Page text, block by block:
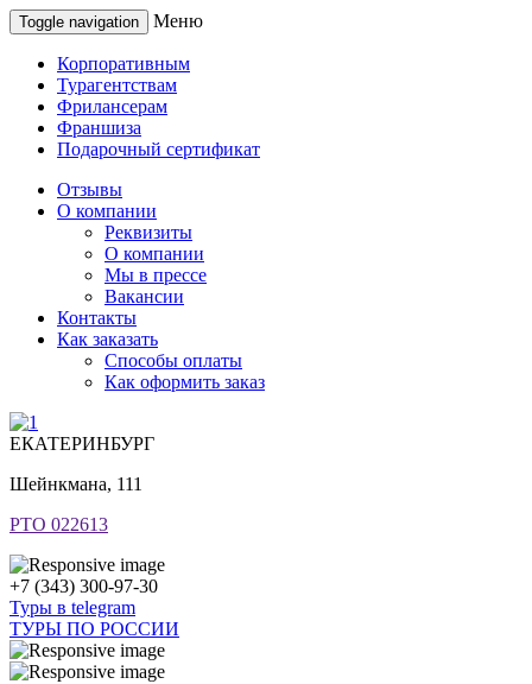
Toggle navigation Меню
Корпоративным
Турагентствам
Фрилансерам
Франшиза
Подарочный сертификат
Отзывы
О компании
Реквизиты
О компании
Мы в прессе
Вакансии
Контакты
Как заказать
Способы оплаты
Как оформить заказ
ЕКАТЕРИНБУРГ
Шейнкмана, 111
РТО 022613
+7 (343) 300-97-30
Туры в telegram
ТУРЫ ПО РОССИИ